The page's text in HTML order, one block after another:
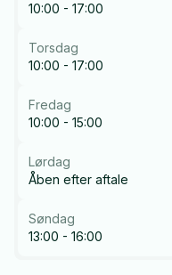
10:00 - 17:00
Torsdag
10:00 - 17:00
Fredag
10:00 - 15:00
Lørdag
Åben efter aftale
Søndag
13:00 - 16:00